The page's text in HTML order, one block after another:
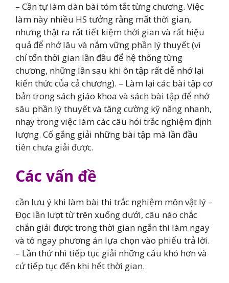
– Cần tự làm dàn bài tóm tắt từng chương. Việc
làm này nhiều HS tưởng rằng mất thời gian,
nhưng thật ra rất tiết kiệm thời gian và rất hiệu
quả để nhớ lâu và nắm vững phần lý thuyết (vì
chỉ tốn thời gian lần đầu để hệ thống từng
chương, những lần sau khi ôn tập rất dễ nhớ lại
kiến thức của cả chương). – Làm lại các bài tập cơ
bản trong sách giáo khoa và sách bài tập để nhớ
sâu phần lý thuyết và tăng cường kỹ năng nhanh,
nhạy trong việc làm các câu hỏi trắc nghiệm định
lượng. Cố gắng giải những bài tập mà lần đầu
tiên chưa giải được.
Các vấn đề
cần lưu ý khi làm bài thi trắc nghiệm môn vật lý –
Đọc lần lượt từ trên xuống dưới, câu nào chắc
chắn giải được trong thời gian ngắn thì làm ngay
và tô ngay phương án lựa chọn vào phiếu trả lời.
– Lần thứ nhì tiếp tục giải những câu khó hơn và
cứ tiếp tục đến khi hết thời gian.